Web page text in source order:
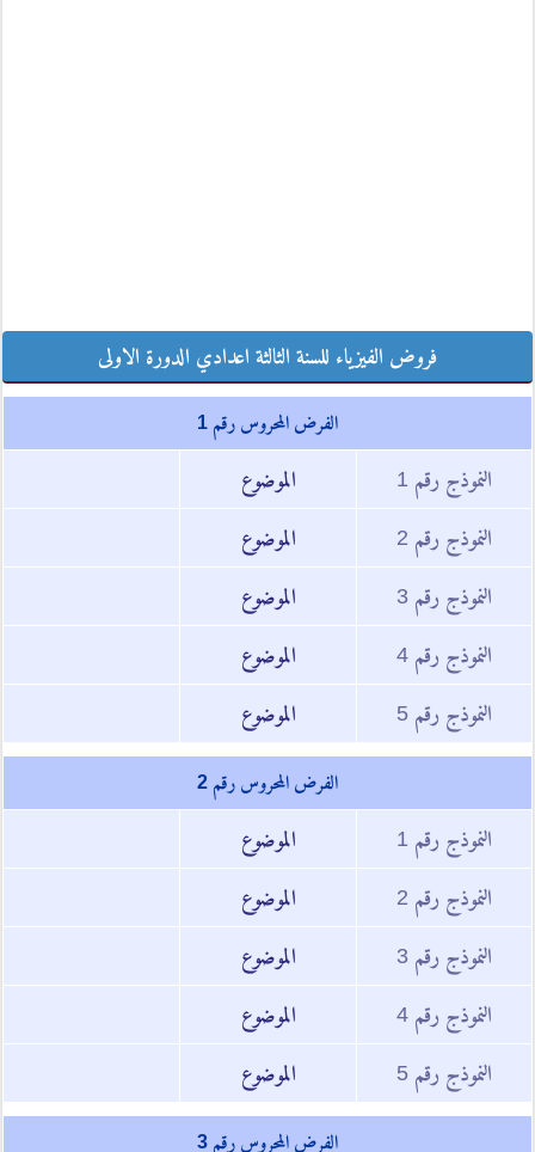
فروض الفيزياء للسنة الثالثة اعدادي الدورة الاولى
الفرض المحروس رقم 1
النموذج رقم 1 الموضوع
النموذج رقم 2 الموضوع
النموذج رقم 3 الموضوع
النموذج رقم 4 الموضوع
النموذج رقم 5 الموضوع
الفرض المحروس رقم 2
النموذج رقم 1 الموضوع
النموذج رقم 2 الموضوع
النموذج رقم 3 الموضوع
النموذج رقم 4 الموضوع
النموذج رقم 5 الموضوع
الفرض المحروس رقم 3